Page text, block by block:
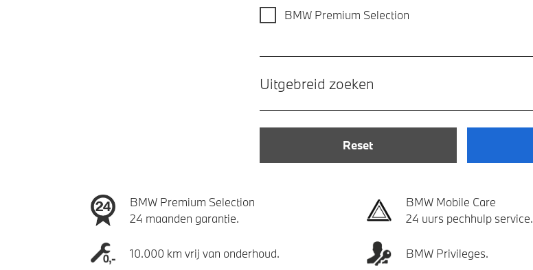
BMW Premium Selection
Uitgebreid zoeken
Reset
BMW Premium Selection
24 maanden garantie.
BMW Mobile Care
24 uurs pechhulp service.
10.000 km vrij van onderhoud. BMW Privileges.